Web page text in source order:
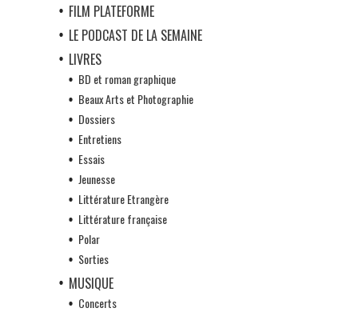
FILM PLATEFORME
LE PODCAST DE LA SEMAINE
LIVRES
BD et roman graphique
Beaux Arts et Photographie
Dossiers
Entretiens
Essais
Jeunesse
Littérature Etrangère
Littérature française
Polar
Sorties
MUSIQUE
Concerts